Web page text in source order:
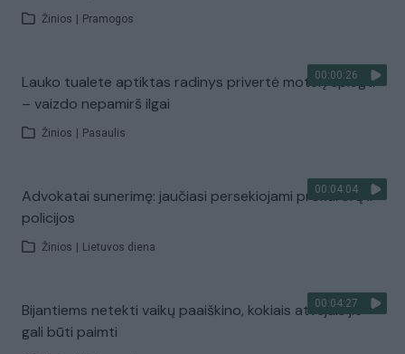
Žinios Pramogos
00:00:26
Lauko tualete aptiktas radinys privertė moterį spiegti
– vaizdo nepamirš ilgai
Žinios Pasaulis
00:04:04
Advokatai sunerimę: jaučiasi persekiojami prokurorų ir
policijos
Žinios Lietuvos diena
00:04:27
Bijantiems netekti vaikų paaiškino, kokiais atvejais jie
gali būti paimti